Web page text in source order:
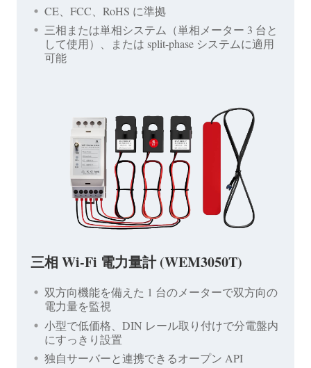
CE、FCC、RoHS に準拠
三相または単相システム（単相メーター 3 台と
して使用）、または split-phase システムに適用
可能
三相 Wi-Fi 電力量計 (WEM3050T)
双方向機能を備えた 1 台のメーターで双方向の
電力量を監視
小型で低価格、DIN レール取り付けで分電盤内
にすっきり設置
独自サーバーと連携できるオープン API